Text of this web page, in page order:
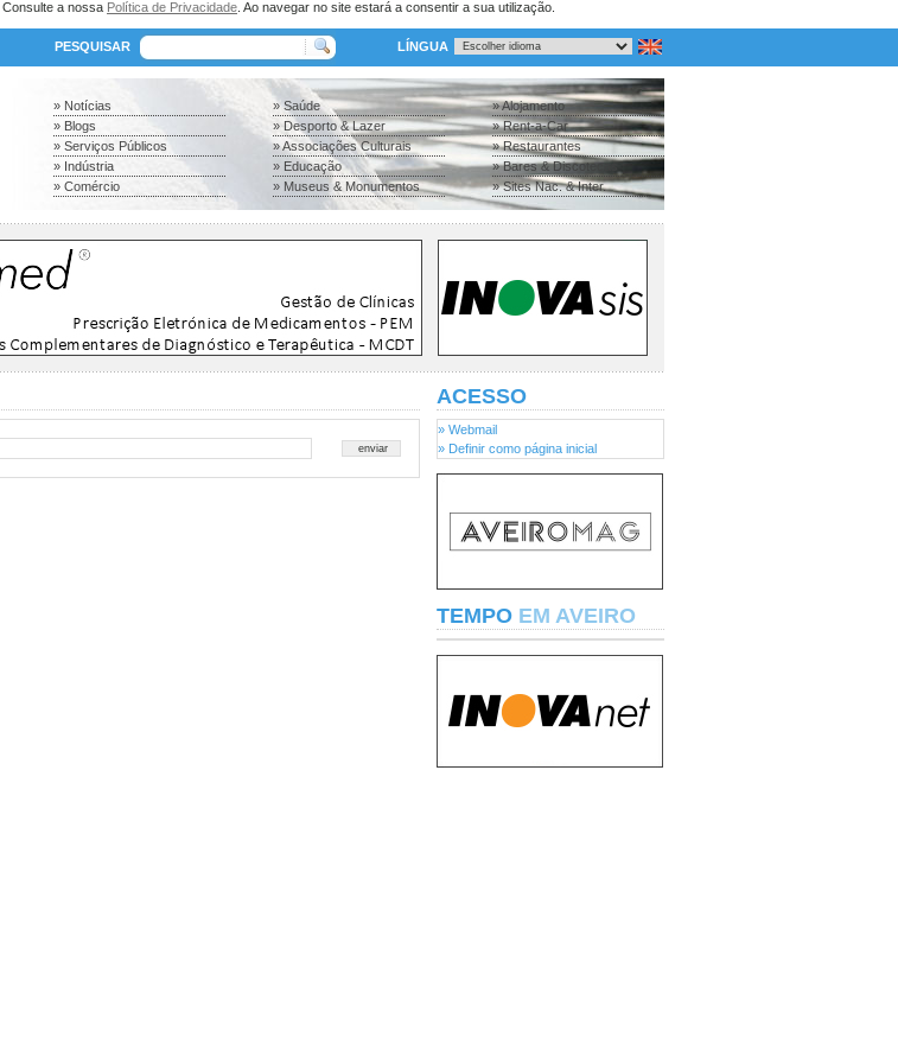
a nossa Política de Privacidade . Ao navegar no site estará a consentir a sua utilização.
PESQUISAR LÍNGUA
» Notícias
» Blogs
» Serviços Públicos
» Indústria
» Comércio
» Saúde
» Desporto & Lazer
» Associações Culturais
» Educação
» Museus & Monumentos
» Alojamento
» Rent-a-Car
» Restaurantes
» Bares & Discotecas
» Sites Nac. & Inter.
ACESSO
» Webmail
» Definir como página inicial
TEMPO EM AVEIRO